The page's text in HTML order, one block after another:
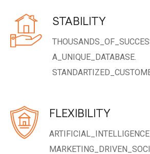
STABILITY
A_UNIQUE_DATABASE.
FLEXIBILITY